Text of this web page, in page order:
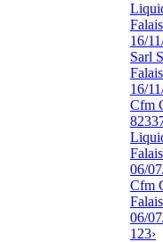
16/
Sarl
16/
Cfm
06/
Cfm
06/
1 23›